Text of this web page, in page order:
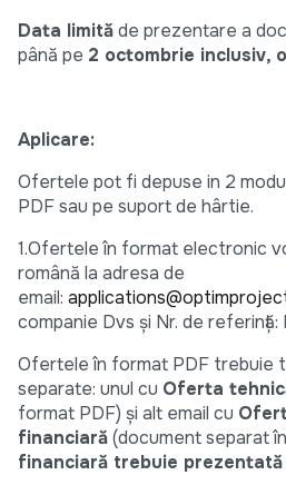
Data limităde prezentare a
până pe 2 octombrie inclusiv,
Aplicare:
Ofertele pot fi depuse in 2
PDF sau pe suport de hârtie.
1.Ofertele în format electronic
română la adresa de
email:
companie Dvs și Nr. de
Ofertele în format PDF trebuie
separate: unul cu Oferta
format PDF) și alt email cu
financiară(document separat
financiară trebuie prezentată